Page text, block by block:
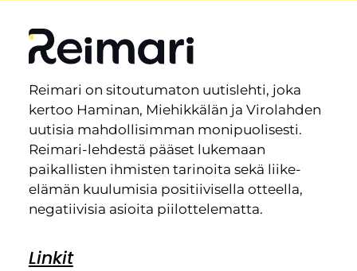
Reimari on sitoutumaton uutislehti, joka
kertoo Haminan, Miehikkälän ja Virolahden
uutisia mahdollisimman monipuolisesti.
Reimari-lehdestä pääset lukemaan
paikallisten ihmisten tarinoita sekä liike-
elämän kuulumisia positiivisella otteella,
negatiivisia asioita piilottelematta.
Linkit